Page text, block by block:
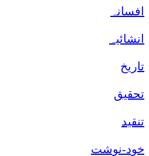
افسانہ
انشائیہ
تاریخ
تحقیق
تنقید
خود-نوشت